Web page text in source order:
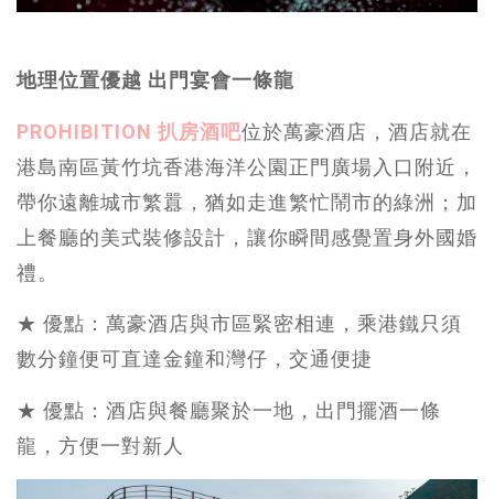
地理位置優越 出門宴會一條龍
PROHIBITION 扒房酒吧位於萬豪酒店，酒店就在
港島南區黃竹坑香港海洋公園正門廣場入口附近，
帶你遠離城市繁囂，猶如走進繁忙鬧市的綠洲；加
上餐廳的美式裝修設計，讓你瞬間感覺置身外國婚
禮。
★ 優點：萬豪酒店與市區緊密相連，乘港鐵只須
數分鐘便可直達金鐘和灣仔，交通便捷
★ 優點：酒店與餐廳聚於一地，出門擺酒一條
龍，方便一對新人